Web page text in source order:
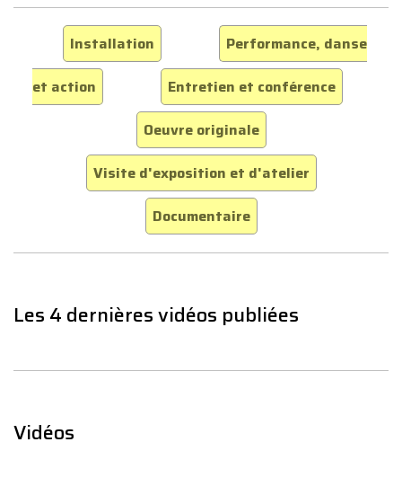
Installation
Performance, danse
et action
Entretien et conférence
Oeuvre originale
Visite d'exposition et d'atelier
Documentaire
Les 4 dernières vidéos publiées
Vidéos